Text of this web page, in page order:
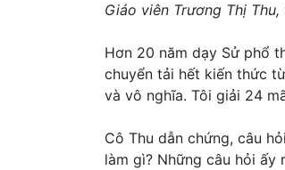
Giáo viên Trương Thị
Hơn 20 năm dạy Sử phổ
chuyển tải hết kiến thức
và vô nghĩa. Tôi giải 24
Cô Thu dẫn chứng, câu
làm gì? Những câu hỏi ấy